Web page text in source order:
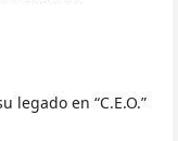
legado en “C.E.O.”